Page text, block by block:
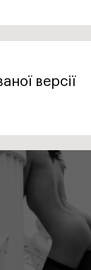
версії